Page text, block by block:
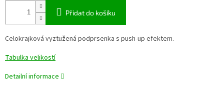
Přidat do košíku
Celokrajková vyztužená podprsenka s push-up efektem.
Tabulka velikostí
Detailní informace